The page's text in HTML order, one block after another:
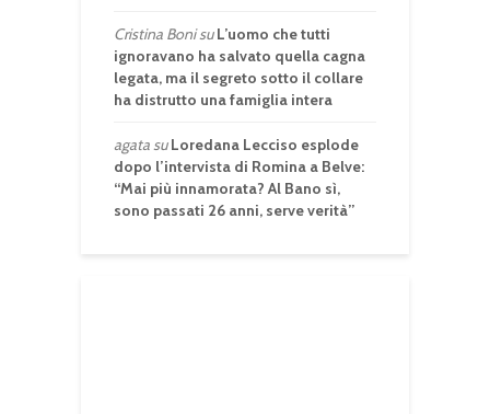
Cristina BonisuL’uomo che tutti
ignoravano ha salvato quella cagna
legata, ma il segreto sotto il collare
ha distrutto una famiglia intera
agatasuLoredana Lecciso esplode
dopo l’intervista di Romina a Belve:
“Mai più innamorata? Al Bano sì,
sono passati 26 anni, serve verità”